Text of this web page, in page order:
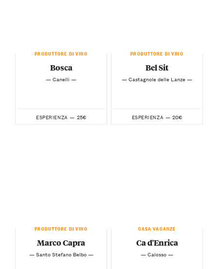
PRODUTTORE DI VINO
Bosca
— Canelli —
ESPERIENZA — 25€
PRODUTTORE DI VINO
Bel Sit
— Castagnole delle Lanze —
ESPERIENZA — 20€
PRODUTTORE DI VINO
Marco Capra
— Santo Stefano Belbo —
CASA VACANZE
Ca d'Enrica
— Calosso —